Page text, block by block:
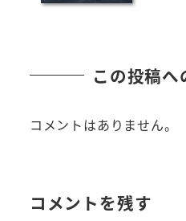
この投稿へ
コメントはありません。
コメントを残す